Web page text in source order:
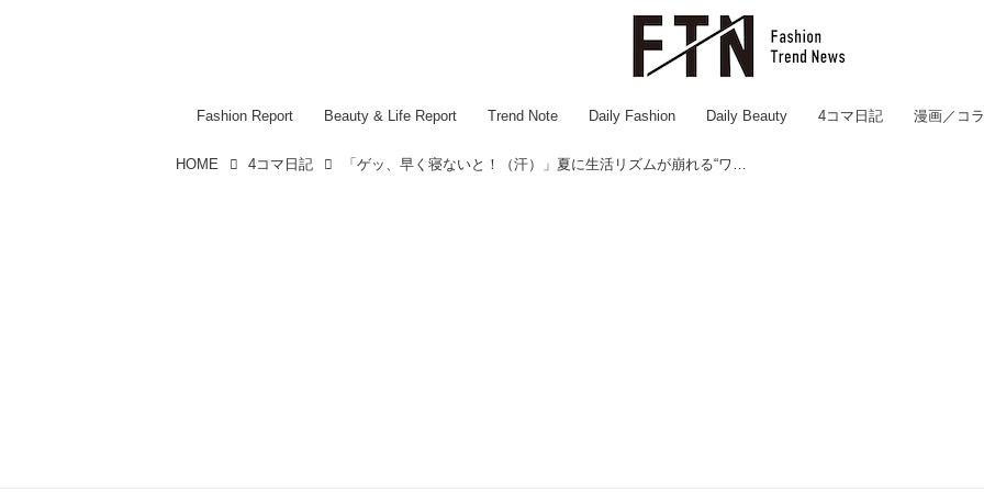
Fashion Report Beauty & Life Report Trend Note Daily Fashion Daily Beauty 4コマ日記 漫画／コ
HOME 4コマ日記